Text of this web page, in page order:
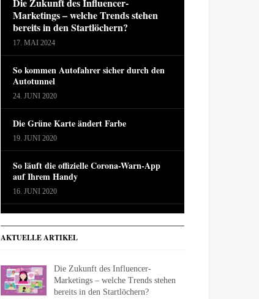
Marketings – welche Trends stehen
bereits in den Startlöchern?
17. MAI 2024
So kommen Autofahrer sicher durch den
Autotunnel
24. JUNI 2020
Die Grüne Karte ändert Farbe
19. JUNI 2020
So läuft die offizielle Corona-Warn-App
auf Ihrem Handy
16. JUNI 2020
AKTUELLE ARTIKEL
Die Zukunft des Influencer-
Marketings – welche Trends stehen
bereits in den Startlöchern?